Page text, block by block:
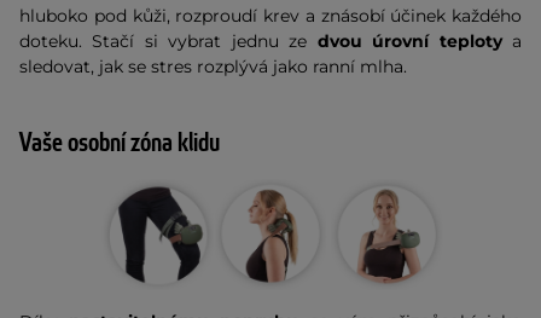
hluboko pod kůži, rozproudí krev a znásobí účinek každého
doteku. Stačí si vybrat jednu ze dvou úrovní teplotya
sledovat, jak se stres rozplývá jako ranní mlha.
Vaše osobní zóna klidu